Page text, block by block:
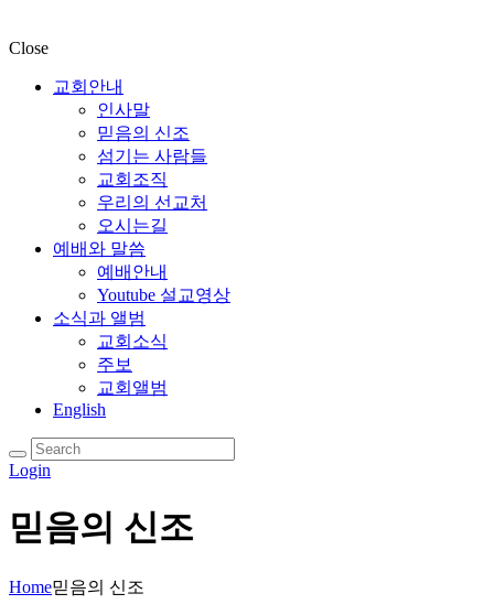
Close
교회안내
인사말
믿음의 신조
섬기는 사람들
교회조직
우리의 선교처
오시는길
예배와 말씀
예배안내
Youtube 설교영상
소식과 앨범
교회소식
주보
교회앨범
English
Login
믿음의 신조
Home믿음의 신조